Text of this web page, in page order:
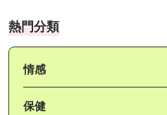
熱門分類
情感
保健